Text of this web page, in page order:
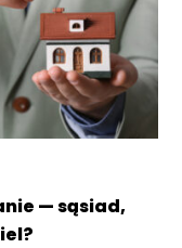
— sąsiad,